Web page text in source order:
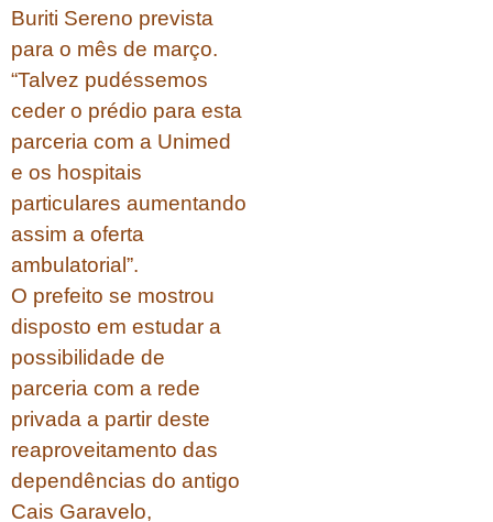
Buriti Sereno prevista
para o mês de março.
“Talvez pudéssemos
ceder o prédio para esta
parceria com a Unimed
e os hospitais
particulares aumentando
assim a oferta
ambulatorial”.
O prefeito se mostrou
disposto em estudar a
possibilidade de
parceria com a rede
privada a partir deste
reaproveitamento das
dependências do antigo
Cais Garavelo,